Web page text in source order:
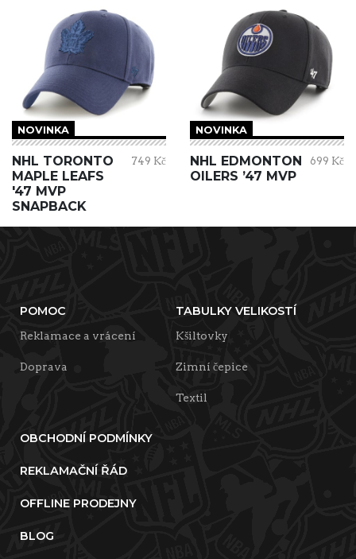
NOVINKA
NHL TORONTO
MAPLE LEAFS
'47 MVP
SNAPBACK
749 Kč
NOVINKA
NHL EDMONTON
OILERS ’47 MVP
699 Kč
POMOC
Reklamace a vrácení
Doprava
TABULKY VELIKOSTÍ
Kšiltovky
Zimní čepice
Textil
OBCHODNÍ PODMÍNKY
REKLAMAČNÍ ŘÁD
OFFLINE PRODEJNY
BLOG